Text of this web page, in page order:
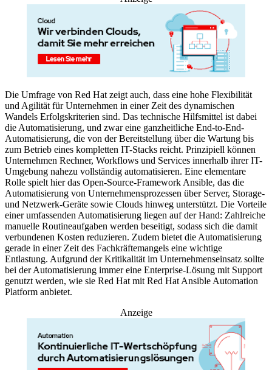
Die Umfrage von Red Hat zeigt auch, dass eine hohe Flexibilität
und Agilität für Unternehmen in einer Zeit des dynamischen
Wandels Erfolgskriterien sind. Das technische Hilfsmittel ist dabei
die Automatisierung, und zwar eine ganzheitliche End-to-End-
Automatisierung, die von der Bereitstellung über die Wartung bis
zum Betrieb eines kompletten IT-Stacks reicht. Prinzipiell können
Unternehmen Rechner, Workflows und Services innerhalb ihrer IT-
Umgebung nahezu vollständig automatisieren. Eine elementare
Rolle spielt hier das Open-Source-Framework Ansible, das die
Automatisierung von Unternehmensprozessen über Server, Storage-
und Netzwerk-Geräte sowie Clouds hinweg unterstützt. Die Vorteile
einer umfassenden Automatisierung liegen auf der Hand: Zahlreiche
manuelle Routineaufgaben werden beseitigt, sodass sich die damit
verbundenen Kosten reduzieren. Zudem bietet die Automatisierung
gerade in einer Zeit des Fachkräftemangels eine wichtige
Entlastung. Aufgrund der Kritikalität im Unternehmenseinsatz sollte
bei der Automatisierung immer eine Enterprise-Lösung mit Support
genutzt werden, wie sie Red Hat mit Red Hat Ansible Automation
Platform anbietet.
Anzeige